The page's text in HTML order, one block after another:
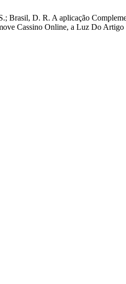
Brasil, D. R. A aplicação
Cassino Online, a Luz Do